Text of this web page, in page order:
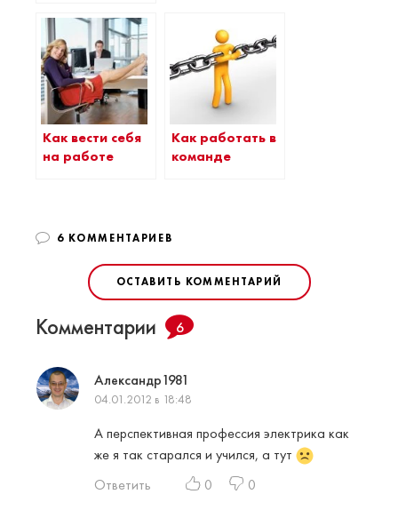
Как вести себя
на работе
Как работать в
команде
6 КОММЕНТАРИЕВ
ОСТАВИТЬ КОММЕНТАРИЙ
Комментарии 6
Александр1981
04.01.2012 в 18:48
А перспективная профессия электрика как
же я так старался и учился, а тут
Ответить
0 0